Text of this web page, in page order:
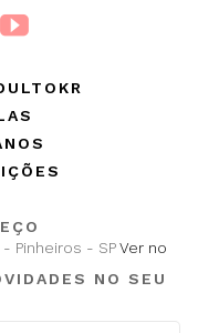
- Pinheiros - SPVer no
NO SEU